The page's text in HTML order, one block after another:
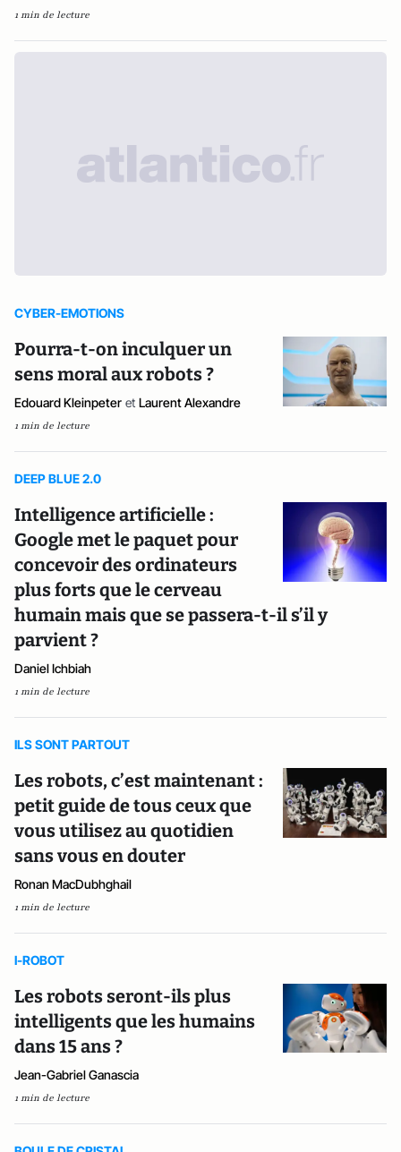
1 min de lecture
CYBER-EMOTIONS
Pourra-t-on inculquer un
sens moral aux robots ?
Edouard Kleinpeter et Laurent Alexandre
1 min de lecture
DEEP BLUE 2.0
Intelligence artificielle :
Google met le paquet pour
concevoir des ordinateurs
plus forts que le cerveau
humain mais que se passera-t-il s’il y
parvient ?
Daniel Ichbiah
1 min de lecture
ILS SONT PARTOUT
Les robots, c’est maintenant :
petit guide de tous ceux que
vous utilisez au quotidien
sans vous en douter
Ronan MacDubhghail
1 min de lecture
I-ROBOT
Les robots seront-ils plus
intelligents que les humains
dans 15 ans ?
Jean-Gabriel Ganascia
1 min de lecture